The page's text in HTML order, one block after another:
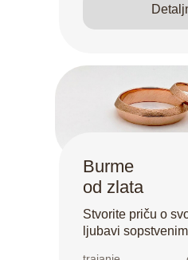
Burme
od zlata
Stvorite priču o
ljubavi